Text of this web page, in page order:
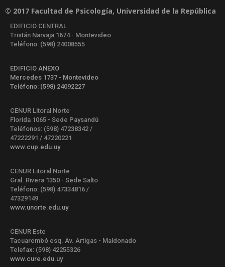
© 2017 Facultad de Psicología, Universidad de la República
EDIFICIO CENTRAL
Tristán Narvaja 1674 - Montevideo
Teléfono: (598) 24008555
EDIFICIO ANEXO
Mercedes 1737 - Montevideo
Teléfono: (598) 24092227
CENUR Litoral Norte
Florida 1065 - Sede Paysandú
Teléfonos: (598) 47238342 /
47222291 / 47220221
www.cup.edu.uy
CENUR Litoral Norte
Gral. Rivera 1350 - Sede Salto
Teléfono: (598) 47334816 /
47329149
www.unorte.edu.uy
CENUR Este
Tacuarembó esq. Av. Artigas - Maldonado
Telefax: (598) 42255326
www.cure.edu.uy